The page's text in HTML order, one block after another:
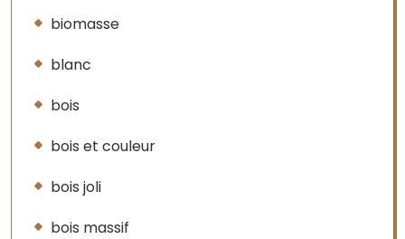
biomasse
blanc
bois
bois et couleur
bois joli
bois massif